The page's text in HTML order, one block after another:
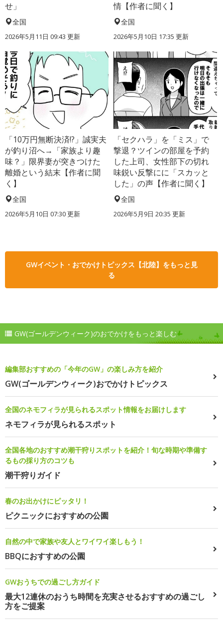
せ」
全国
2026年5月11日 09:43 更新
情【作者に聞く】
全国
2026年5月10日 17:35 更新
「10万円無断決済!?」誠実夫
が釣り沼へ→「家族より趣
味？」限界妻が突きつけた
離婚という結末【作者に聞
く】
全国
2026年5月10日 07:30 更新
「セクハラ」を「ミス」で
撃退？ツインの部屋を予約
した上司、女性部下の切れ
味鋭い反撃にに「スカッと
した」の声【作者に聞く】
全国
2026年5月9日 20:35 更新
GWイベント・おでかけトピックス【北陸】をもっと見
る
GW(ゴールデンウィーク)のおでかけをもっと楽しむ
編集部おすすめの「今年のGW」の楽しみ方を紹介
GW(ゴールデンウィーク)おでかけトピックス
全国のネモフィラが見られるスポット情報をお届けします
ネモフィラが見られるスポット
全国各地のおすすめ潮干狩りスポットを紹介！旬な時期や準備す
るもの採り方のコツも
潮干狩りガイド
春のお出かけにピッタリ！
ピクニックにおすすめの公園
自然の中で家族や友人とワイワイ楽しもう！
BBQにおすすめの公園
GWおうちでの過ごし方ガイド
最大12連休のおうち時間を充実させるおすすめの過ごし
方をご提案